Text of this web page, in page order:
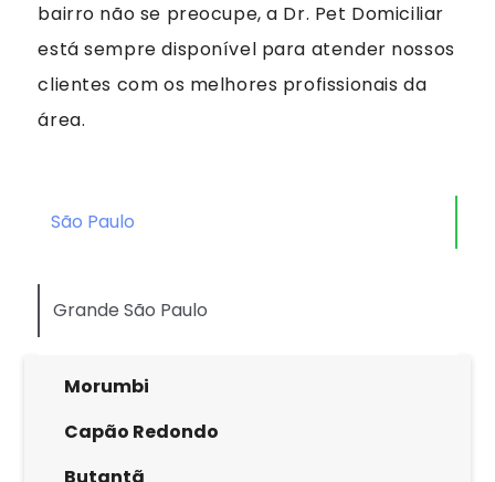
bairro não se preocupe, a Dr. Pet Domiciliar
está sempre disponível para atender nossos
clientes com os melhores profissionais da
área.
São Paulo
Grande São Paulo
Morumbi
Capão Redondo